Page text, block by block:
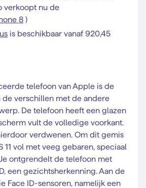
verkoopt nu de
8 )
is beschikbaar vanaf 920,45
telefoon van Apple is de
de verschillen met de andere
De telefoon heeft een glazen
vult de volledige voorkant.
verdwenen. Om dit gemis
11 vol met veeg gebaren, speciaal
ontgrendelt de telefoon met
een gezichtsherkenning. Aan de
Face ID-sensoren, namelijk een